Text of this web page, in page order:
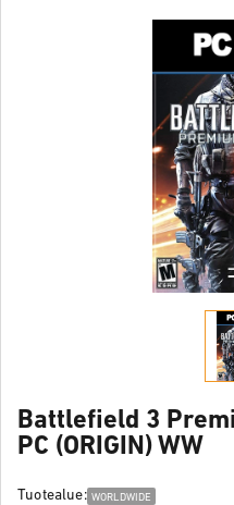
Battlefield 3
PC (ORIGIN) WW
Tuotealue: WORLDWIDE